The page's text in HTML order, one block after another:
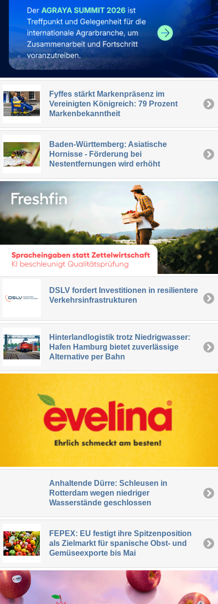
Fyffes stärkt Markenpräsenz im
Vereinigten Königreich: 79 Prozent
Markenbekanntheit
Baden-Württemberg: Asiatische
Hornisse - Förderung bei
Nestentfernungen wird erhöht
DSLV fordert Investitionen in resilientere
Verkehrsinfrastrukturen
Hinterlandlogistik trotz Niedrigwasser:
Hafen Hamburg bietet zuverlässige
Alternative per Bahn
Anhaltende Dürre: Schleusen in
Rotterdam wegen niedriger
Wasserstände geschlossen
FEPEX: EU festigt ihre Spitzenposition
als Zielmarkt für spanische Obst- und
Gemüseexporte bis Mai